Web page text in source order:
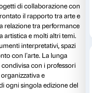
2012 nasce il
internazionali
degli
e utilizzare la
per lo sviluppo di
(9 marzo-15
per una riflessione